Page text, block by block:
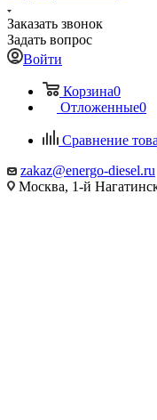
Заказать звонок
Задать вопрос
Войти
Корзина0
Отложенные0
Сравнение
zakaz@energo-diesel.ru
Москва, 1-й